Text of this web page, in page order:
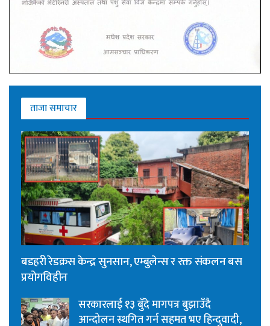
ताजा समाचार
बडहरी रेडक्रस केन्द्र सुनसान, एम्बुलेन्स र रक्त संकलन बस
प्रयोगविहीन
सरकारलाई १३ बुँदे मागपत्र बुझाउँदै
आन्दोलन स्थगित गर्न सहमत भए हिन्दुवादी,